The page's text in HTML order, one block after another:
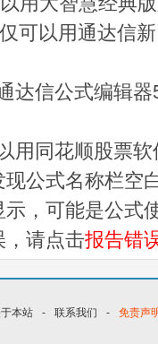
可以用通达信
达信公式编辑
用同花顺股票
公式名称栏空
，可能是公式
，请点击报告错
本站 - 联系我们 - 免责声